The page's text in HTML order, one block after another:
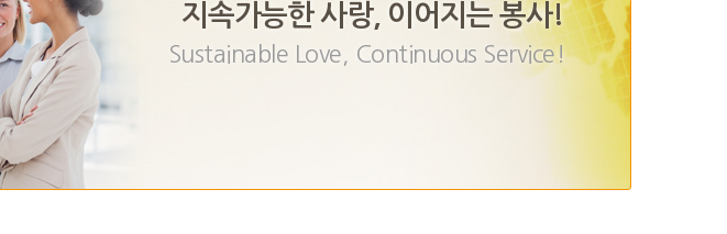
지속가능한 사랑, 이어지는 봉사!
Sustainable Love, Continuous Service!